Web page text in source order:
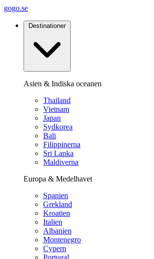
gogo.se
Destinationer
Asien & Indiska oceanen
Thailand
Vietnam
Japan
Sydkorea
Bali
Filippinerna
Sri Lanka
Maldiverna
Europa & Medelhavet
Spanien
Grekland
Kroatien
Italien
Albanien
Montenegro
Cypern
Portugal